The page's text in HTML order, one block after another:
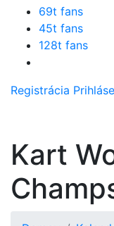
69t fans
45t fans
128t fans
Registrácia
Kart